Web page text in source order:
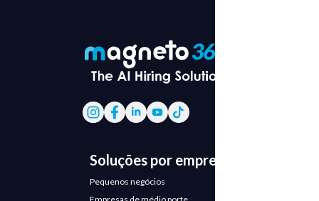
Soluções por empresa
Pequenos negócios